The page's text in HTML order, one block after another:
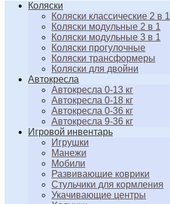
Коляски
Коляски классические 2 в 1
Коляски модульные 2 в 1
Коляски модульные 3 в 1
Коляски прогулочные
Коляски трансформеры
Коляски для двойни
Автокресла
Автокресла 0-13 кг
Автокресла 0-18 кг
Автокресла 0-36 кг
Автокресла 9-36 кг
Игровой инвентарь
Игрушки
Манежи
Мобили
Развивающие коврики
Стульчики для кормления
Укачивающие центры